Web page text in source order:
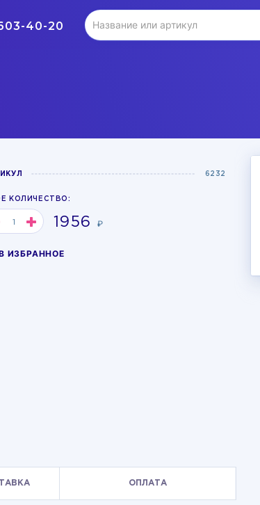
40-20
6232
КОЛИЧЕСТВО:
1956 ₽
ИЗБРАННОЕ
ОПЛАТА